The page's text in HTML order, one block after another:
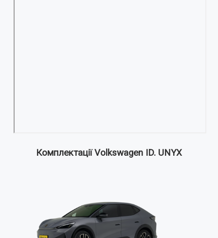
Комплектації Volkswagen ID. UNYX